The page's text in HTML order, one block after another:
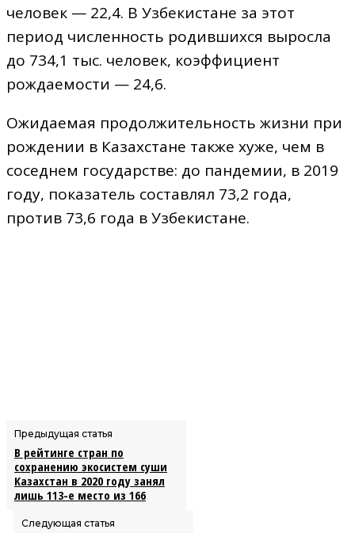
человек — 22,4. В Узбекистане за этот
период численность родившихся выросла
до 734,1 тыс. человек, коэффициент
рождаемости — 24,6.
Ожидаемая продолжительность жизни при
рождении в Казахстане также хуже, чем в
соседнем государстве: до пандемии, в 2019
году, показатель составлял 73,2 года,
против 73,6 года в Узбекистане.
Предыдущая статья
В рейтинге стран по
сохранению экосистем суши
Казахстан в 2020 году занял
лишь 113-е место из 166
Следующая статья